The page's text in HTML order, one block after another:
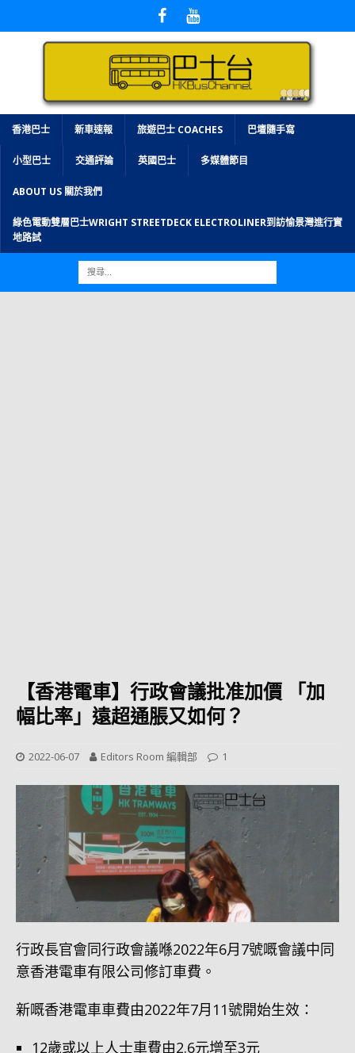
香港巴士 新車速報 旅遊巴士 COACHES 巴壇隨手寫
小型巴士 交通評論 英國巴士 多媒體節目
ABOUT US 關於我們
綠色電動雙層巴士WRIGHT STREETDECK ELECTROLINER到訪愉景灣進行實
地路試
【香港電車】行政會議批准加價 「加
幅比率」遠超通脹又如何？
2022-06-07 Editors Room 編輯部 1
行政長官會同行政會議喺2022年6月7號嘅會議中同
意香港電車有限公司修訂車費。
新嘅香港電車車費由2022年7月11號開始生效：
12歲或以上人士車費由2.6元增至3元